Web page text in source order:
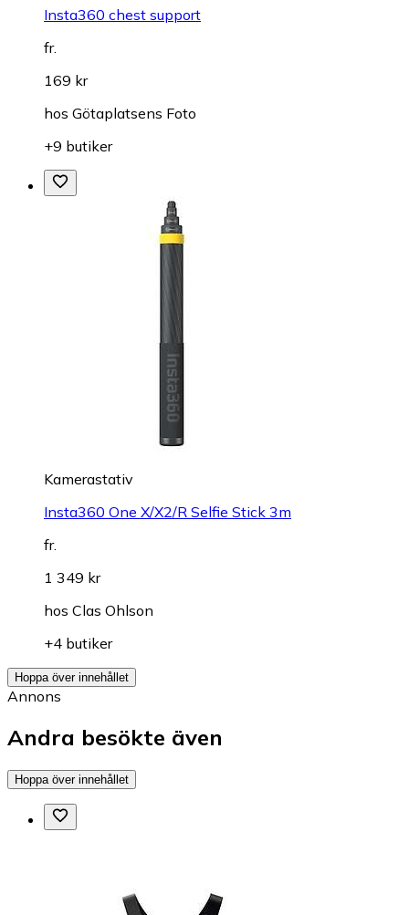
Insta360 chest support
fr.
169 kr
hos Götaplatsens Foto
+9 butiker
Kamerastativ
Insta360 One X/X2/R Selfie Stick 3m
fr.
1 349 kr
hos Clas Ohlson
+4 butiker
Hoppa över innehållet
Annons
Andra besökte även
Hoppa över innehållet